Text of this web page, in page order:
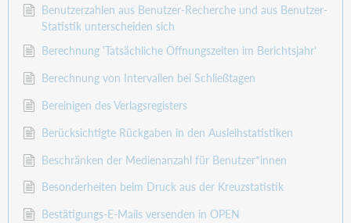
Benutzerzahlen aus Benutzer-Recherche und aus Benutzer-
Statistik unterscheiden sich
Berechnung 'Tatsächliche Öffnungszeiten im Berichtsjahr'
Berechnung von Intervallen bei Schließtagen
Bereinigen des Verlagsregisters
Berücksichtigte Rückgaben in den Ausleihstatistiken
Beschränken der Medienanzahl für Benutzer*innen
Besonderheiten beim Druck aus der Kreuzstatistik
Bestätigungs-E-Mails versenden in OPEN